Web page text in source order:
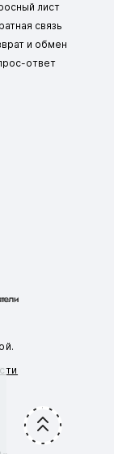
лист
связь
и обмен
ответ